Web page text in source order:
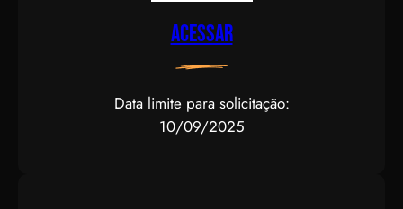
Acessar
Data limite para solicitação:
10/09/2025